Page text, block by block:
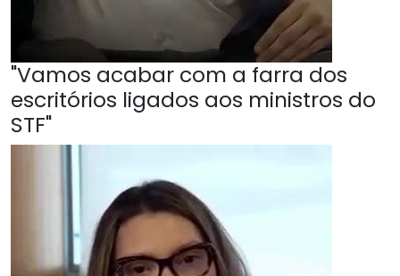
"Vamos acabar com a farra dos
escritórios ligados aos ministros do
STF"